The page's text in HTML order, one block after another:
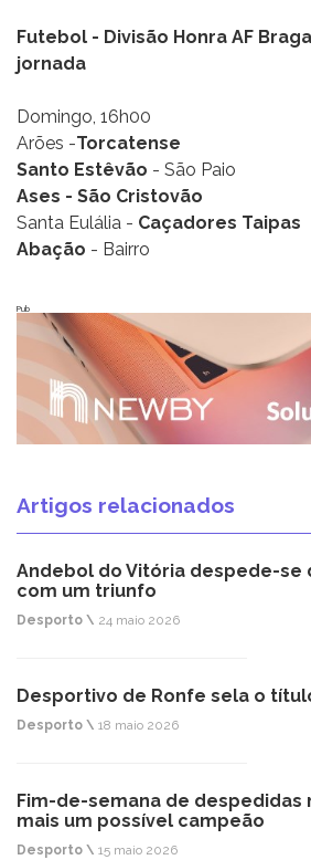
Futebol - Divisão Honra AF
jornada
Domingo, 16h00
Arões -Torcatense
Santo Estêvão - São Paio
Ases - São Cristovão
Santa Eulália - Caçadores Taipas
Abação - Bairro
Pub
Artigos relacionados
Andebol do Vitória despede-se
com um triunfo
Desporto \ 24 maio 2026
Desportivo de Ronfe sela o
Desporto \ 18 maio 2026
Fim-de-semana de
mais um possível campeão
Desporto \ 15 maio 2026